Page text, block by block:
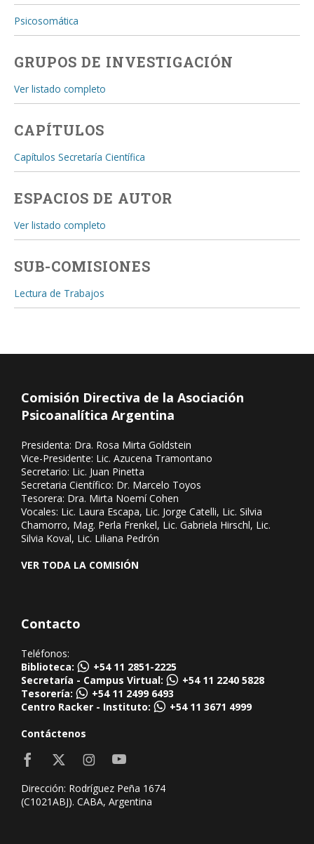
Psicosomática
GRUPOS DE INVESTIGACIÓN
Ver listado completo
CAPÍTULOS
Capítulos Secretaría Científica
ESPACIOS DE AUTOR
Ver listado completo
SUB-COMISIONES
Lectura de Trabajos
Comisión Directiva de la Asociación
Psicoanalítica Argentina
Presidenta: Dra. Rosa Mirta Goldstein
Vice-Presidente: Lic. Azucena Tramontano
Secretario: Lic. Juan Pinetta
Secretaria Científico: Dr. Marcelo Toyos
Tesorera: Dra. Mirta Noemí Cohen
Vocales: Lic. Laura Escapa, Lic. Jorge Catelli, Lic. Silvia
Chamorro, Mag. Perla Frenkel, Lic. Gabriela Hirschl, Lic.
Silvia Koval, Lic. Liliana Pedrón
VER TODA LA COMISIÓN
Contacto
Teléfonos:
Biblioteca:
+54 11 2851-2225
Secretaría - Campus Virtual:
+54 11 2240 5828
Tesorería:
+54 11 2499 6493
Centro Racker - Instituto:
+54 11 3671 4999
Contáctenos
Dirección: Rodríguez Peña 1674
(C1021ABJ). CABA, Argentina